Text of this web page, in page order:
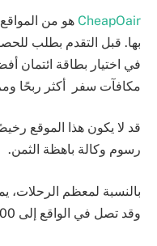
CheapOair هو من
بها. قبل التقدم بطلب
في اختيار بطاقة ائتمان
مكافآت سفر أكثر ربحًا
قد لا يكون هذا الموقع
رسوم وكالة باهظة الثمن.
وقد تصل في الواقع إلى 200 دولار لكل تذكرة!